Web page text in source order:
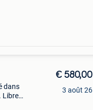
dans
Libre
€ 580,00
3 août 26